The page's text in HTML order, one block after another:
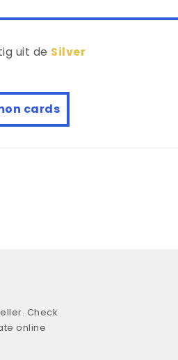
uit de Silver
cards
Check
online